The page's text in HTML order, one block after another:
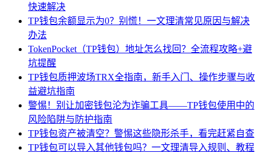
快速解决
TP钱包余额显示为0？别慌！一文理清常见原因与解决
办法
TokenPocket（TP钱包）地址怎么找回？全流程攻略+避
坑提醒
TP钱包质押波场TRX全指南，新手入门、操作步骤与收
益避坑指南
警惕！别让加密钱包沦为诈骗工具——TP钱包使用中的
风险陷阱与防护指南
TP钱包资产被清空？警惕这些隐形杀手，看完赶紧自查
TP钱包可以导入其他钱包吗？一文理清导入规则、教程